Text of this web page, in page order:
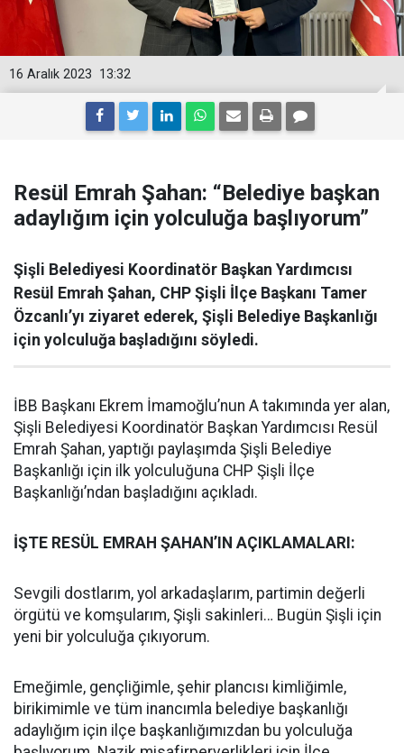
13:32
16 Aralık 2023
Resül Emrah Şahan: “Belediye başkan
adaylığım için yolculuğa başlıyorum”
Şişli Belediyesi Koordinatör Başkan Yardımcısı
Resül Emrah Şahan, CHP Şişli İlçe Başkanı Tamer
Özcanlı’yı ziyaret ederek, Şişli Belediye Başkanlığı
için yolculuğa başladığını söyledi.
İBB Başkanı Ekrem İmamoğlu’nun A takımında yer alan,
Şişli Belediyesi Koordinatör Başkan Yardımcısı Resül
Emrah Şahan, yaptığı paylaşımda Şişli Belediye
Başkanlığı için ilk yolculuğuna CHP Şişli İlçe
Başkanlığı’ndan başladığını açıkladı.
İŞTE RESÜL EMRAH ŞAHAN’IN AÇIKLAMALARI:
Sevgili dostlarım, yol arkadaşlarım, partimin değerli
örgütü ve komşularım, Şişli sakinleri… Bugün Şişli için
yeni bir yolculuğa çıkıyorum.
Emeğimle, gençliğimle, şehir plancısı kimliğimle,
birikimimle ve tüm inancımla belediye başkanlığı
adaylığım için ilçe başkanlığımızdan bu yolculuğa